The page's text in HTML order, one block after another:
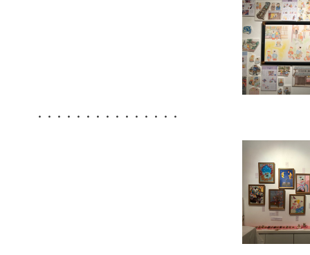
・・・・・・・・・・・・・・・